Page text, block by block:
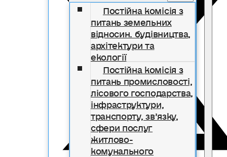
Постійна комісія з
питань земельних
відносин. будівництва,
архітектури та
екології
Постійна комісія з
питань промисловості,
лісового господарства,
інфраструктури,
транспорту, зв’язку,
сфери послуг
житлово-
комунального